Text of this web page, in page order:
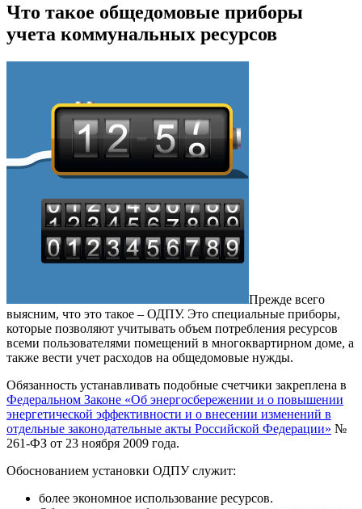
Что такое общедомовые приборы
учета коммунальных ресурсов
Прежде всего
выясним, что это такое – ОДПУ. Это специальные приборы,
которые позволяют учитывать объем потребления ресурсов
всеми пользователями помещений в многоквартирном доме, а
также вести учет расходов на общедомовые нужды.
Обязанность устанавливать подобные счетчики закреплена в
Федеральном Законе «Об энергосбережении и о повышении
энергетической эффективности и о внесении изменений в
отдельные законодательные акты Российской Федерации» №
261-ФЗ от 23 ноября 2009 года.
Обоснованием установки ОДПУ служит:
более экономное использование ресурсов.